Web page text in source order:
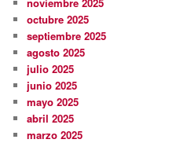
octubre 2025
septiembre 2025
agosto 2025
julio 2025
junio 2025
mayo 2025
abril 2025
marzo 2025